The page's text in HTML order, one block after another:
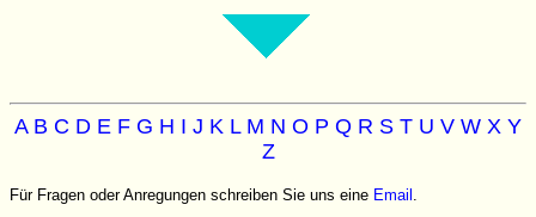
A B C D E F G H I J K L M N O P Q R S T U V W X Y
Z
Für Fragen oder Anregungen schreiben Sie uns eine Email .